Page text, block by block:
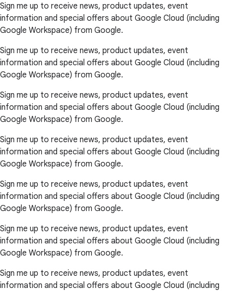
Sign me up to receive news, product updates, event
information and special offers about Google Cloud (including
Google Workspace) from Google.
Sign me up to receive news, product updates, event
information and special offers about Google Cloud (including
Google Workspace) from Google.
Sign me up to receive news, product updates, event
information and special offers about Google Cloud (including
Google Workspace) from Google.
Sign me up to receive news, product updates, event
information and special offers about Google Cloud (including
Google Workspace) from Google.
Sign me up to receive news, product updates, event
information and special offers about Google Cloud (including
Google Workspace) from Google.
Sign me up to receive news, product updates, event
information and special offers about Google Cloud (including
Google Workspace) from Google.
Sign me up to receive news, product updates, event
information and special offers about Google Cloud (including